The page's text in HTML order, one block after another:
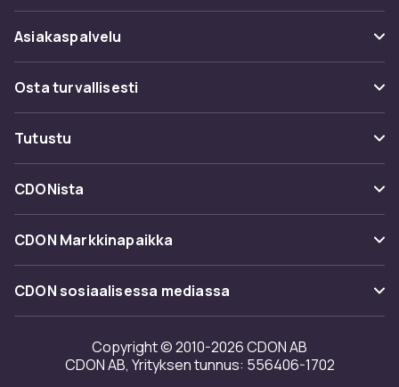
Asiakaspalvelu
Usein kysyttyä (UKK)
Seuraa pakettia
Ota yhteyttä
Osta turvallisesti
Maksuvaihtoehdot
Toimitus
Takaisinvedot
Tutustu
Kategoriat
Tuotemerkit
CDONista
Tietoa meistä
Asiakasarvionnit
Investor relations
Saavutettavuusseloste
CDON Markkinapaikka
Merchant Help Center
CDON sosiaalisessa mediassa
Copyright © 2010-2026 CDON AB
CDON AB, Yrityksen tunnus: 556406-1702